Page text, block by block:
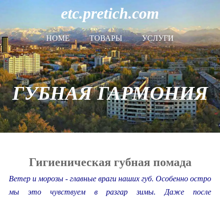
etc.pretich.com
HOME ТОВАРЫ УСЛУГИ
ГУБНАЯ ГАРМОНИЯ
Гигиеническая губная помада
Ветер и морозы - главные враги наших губ. Особенно остро
мы это чувствуем в разгар зимы. Даже после